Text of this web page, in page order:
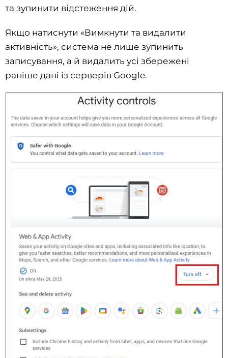
та зупинити відстеження дій.
Якщо натиснути «Вимкнути та видалити
активність», система не лише зупинить
записування, а й видалить усі збережені
раніше дані із серверів Google.